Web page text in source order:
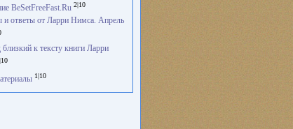
BeSetFreeFast.Ru 2|10
и ответы от Ларри Нимса. Апрель
к тексту книги Ларри
1|10